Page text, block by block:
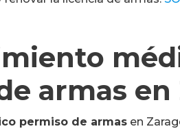
armas en
permiso de armas en